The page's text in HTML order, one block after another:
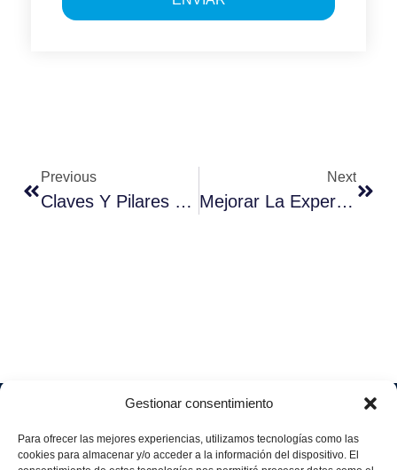
Gestionar consentimiento
Para ofrecer las mejores experiencias, utilizamos tecnologías como las
cookies para almacenar y/o acceder a la información del dispositivo. El
Previous
Claves Y Pilares Básicos Del Inbound Marketing
Next
Mejorar La Experiencia Del Cliente Para Vender Más
Soluciones
Data
Industrial
Retail
Quiénes
Únete
a
legal
Política